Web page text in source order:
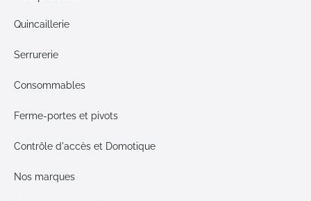
Quincaillerie
Serrurerie
Consommables
Ferme-portes et pivots
Contrôle d'accès et Domotique
Nos marques